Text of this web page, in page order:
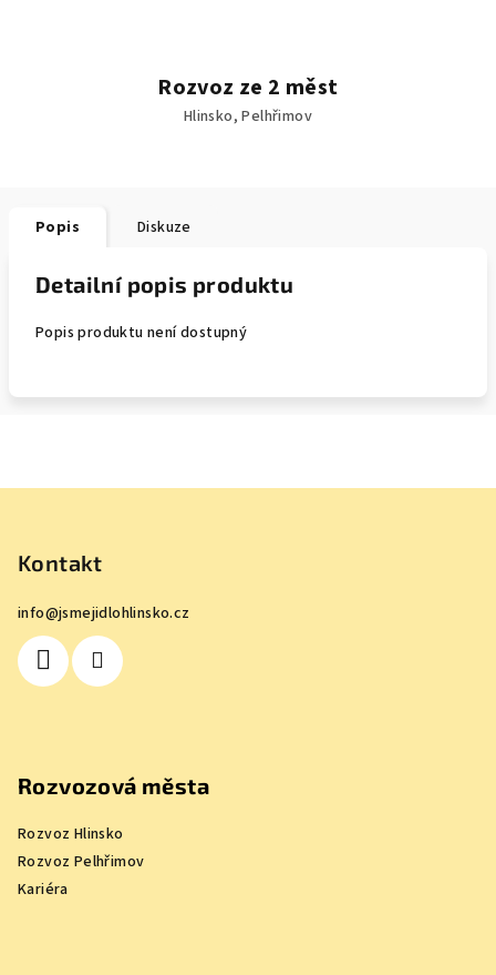
Rozvoz ze 2 měst
Hlinsko, Pelhřimov
Popis Diskuze
Detailní popis produktu
Popis produktu není dostupný
Kontakt
info@jsmejidlohlinsko.cz
Rozvozová města
Rozvoz Hlinsko
Rozvoz Pelhřimov
Kariéra